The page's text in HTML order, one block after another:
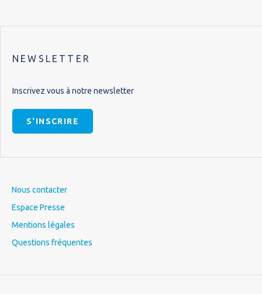
NEWSLETTER
Inscrivez vous à notre newsletter
S'INSCRIRE
Nous contacter
Espace Presse
Mentions légales
Questions fréquentes